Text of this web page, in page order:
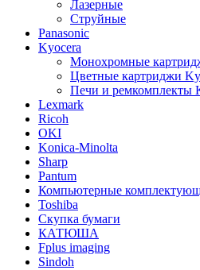
Лазерные
Струйные
Panasonic
Kyocera
Монохромные
Цветные картриджи
Печи и ремкомплекты
Lexmark
Ricoh
OKI
Konica-Minolta
Sharp
Pantum
Компьютерные
Toshiba
Скупка бумаги
КАТЮША
Fplus imaging
Sindoh